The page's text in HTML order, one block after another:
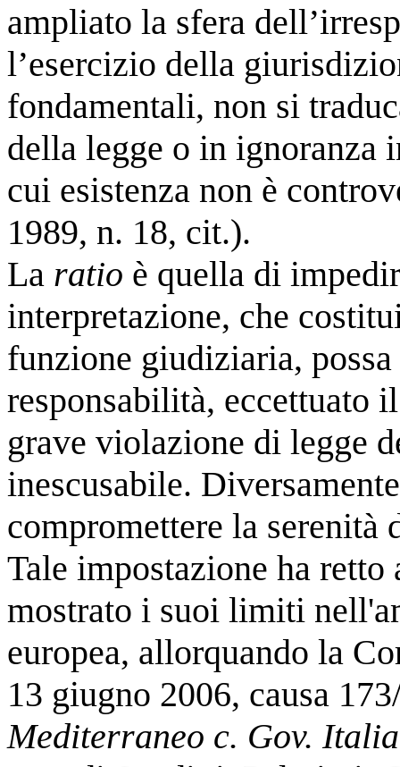
ampliato la sfera
l’esercizio della
fondamentali, non si
della legge o in ignoranza
cui esistenza non è
1989, n. 18, cit.).
La ratio è quella di
interpretazione, che
funzione giudiziaria,
responsabilità, eccettuato
grave violazione di legge
inescusabile.
compromettere la serenità
Tale impostazione ha
mostrato i suoi limiti
europea, allorquando la
13 giugno 2006, causa
Mediterraneo c. Gov. Italia